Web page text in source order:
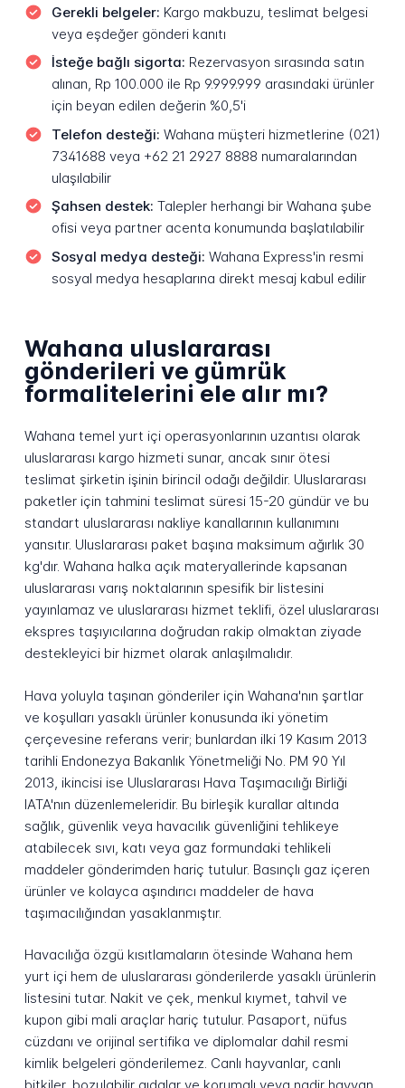
Gerekli belgeler: Kargo makbuzu, teslimat belgesi
veya eşdeğer gönderi kanıtı
İsteğe bağlı sigorta: Rezervasyon sırasında satın
alınan, Rp 100.000 ile Rp 9.999.999 arasındaki ürünler
için beyan edilen değerin %0,5'i
Telefon desteği: Wahana müşteri hizmetlerine (021)
7341688 veya +62 21 2927 8888 numaralarından
ulaşılabilir
Şahsen destek: Talepler herhangi bir Wahana şube
ofisi veya partner acenta konumunda başlatılabilir
Sosyal medya desteği: Wahana Express'in resmi
sosyal medya hesaplarına direkt mesaj kabul edilir
Wahana uluslararası
gönderileri ve gümrük
formalitelerini ele alır mı?
Wahana temel yurt içi operasyonlarının uzantısı olarak
uluslararası kargo hizmeti sunar, ancak sınır ötesi
teslimat şirketin işinin birincil odağı değildir. Uluslararası
paketler için tahmini teslimat süresi 15-20 gündür ve bu
standart uluslararası nakliye kanallarının kullanımını
yansıtır. Uluslararası paket başına maksimum ağırlık 30
kg'dır. Wahana halka açık materyallerinde kapsanan
uluslararası varış noktalarının spesifik bir listesini
yayınlamaz ve uluslararası hizmet teklifi, özel uluslararası
ekspres taşıyıcılarına doğrudan rakip olmaktan ziyade
destekleyici bir hizmet olarak anlaşılmalıdır.
Hava yoluyla taşınan gönderiler için Wahana'nın şartlar
ve koşulları yasaklı ürünler konusunda iki yönetim
çerçevesine referans verir; bunlardan ilki 19 Kasım 2013
tarihli Endonezya Bakanlık Yönetmeliği No. PM 90 Yıl
2013, ikincisi ise Uluslararası Hava Taşımacılığı Birliği
IATA'nın düzenlemeleridir. Bu birleşik kurallar altında
sağlık, güvenlik veya havacılık güvenliğini tehlikeye
atabilecek sıvı, katı veya gaz formundaki tehlikeli
maddeler gönderimden hariç tutulur. Basınçlı gaz içeren
ürünler ve kolayca aşındırıcı maddeler de hava
taşımacılığından yasaklanmıştır.
Havacılığa özgü kısıtlamaların ötesinde Wahana hem
yurt içi hem de uluslararası gönderilerde yasaklı ürünlerin
listesini tutar. Nakit ve çek, menkul kıymet, tahvil ve
kupon gibi mali araçlar hariç tutulur. Pasaport, nüfus
cüzdanı ve orijinal sertifika ve diplomalar dahil resmi
kimlik belgeleri gönderilemez. Canlı hayvanlar, canlı